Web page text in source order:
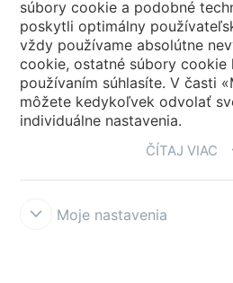
Zvoľte krajinu
Zvoľte svoju krajinu
súbory cookie a podobné
poskytli optimálny
vždy používame absolútne
cookie, ostatné súbory cookie
používaním súhlasíte. V časti
môžete kedykoľvek odvolať
individuálne nastavenia.
ČÍTAJ VIAC
Moje nastavenia